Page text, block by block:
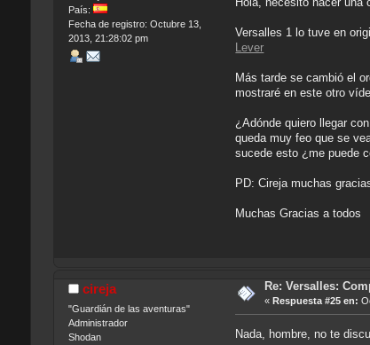
País:
Fecha de registro: Octubre 13,
2013, 21:28:02 pm
Versalles 1 lo tuve en
Lever
Más tarde se cambió el
mostraré en este otro
¿Adónde quiero llegar
queda muy feo que se
sucede esto ¿me puede
PD: Cireja muchas
Muchas Gracias a todos
cireja
"Guardián de las aventuras"
Administrador
Shodan
Re: Versalles:
« Respuesta #25 en:
Nada, hombre, no te